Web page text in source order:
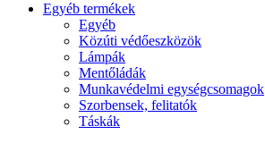
Egyéb termékek
Egyéb
Közúti védőeszközök
Lámpák
Mentőládák
Munkavédelmi egységcsomagok
Szorbensek, felitatók
Táskák